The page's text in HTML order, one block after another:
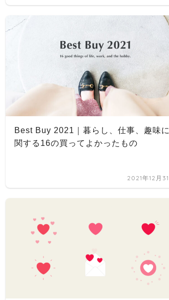
Best Buy 2021｜暮らし、仕事、趣味に
関する16の買ってよかったもの
2021年12月